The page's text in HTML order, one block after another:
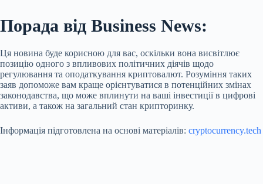
Порада від Business News:
Ця новина буде корисною для вас, оскільки вона висвітлює
позицію одного з впливових політичних діячів щодо
регулювання та оподаткування криптовалют. Розуміння таких
заяв допоможе вам краще орієнтуватися в потенційних змінах
законодавства, що може вплинути на ваші інвестиції в цифрові
активи, а також на загальний стан крипторинку.
Інформація підготовлена на основі матеріалів: cryptocurrency.tech